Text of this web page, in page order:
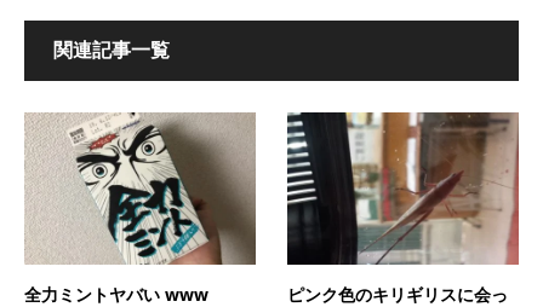
関連記事一覧
全力ミントヤバい www
ピンク色のキリギリスに会っ